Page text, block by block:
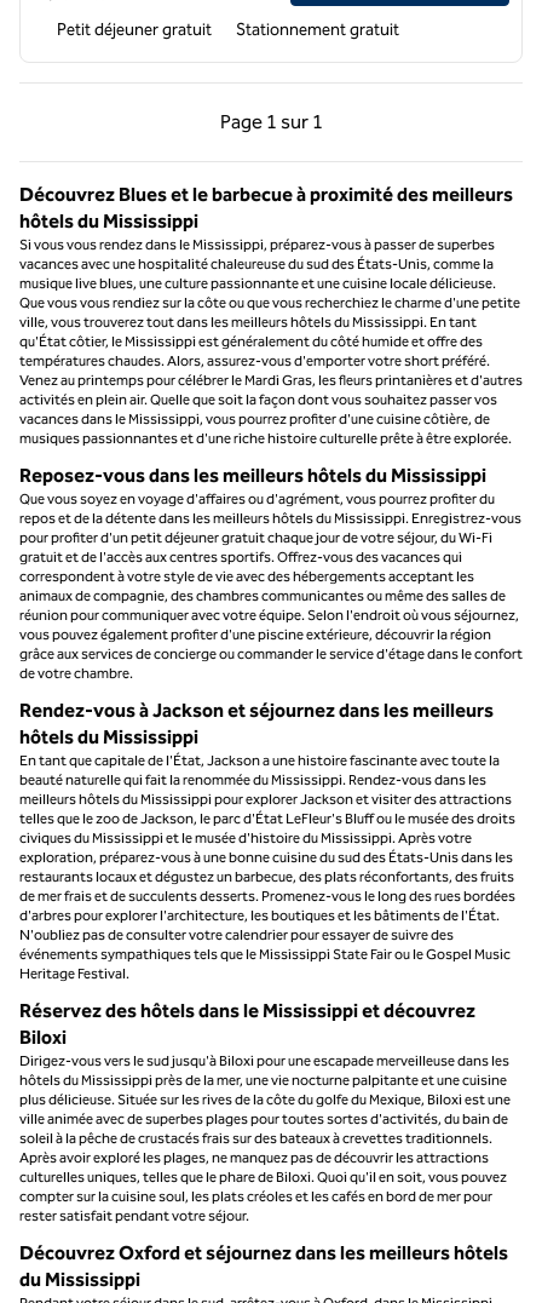
Petit déjeuner gratuit Stationnement gratuit
Page 1 sur 1
Page précédente, 1 sur 1
Page 1 sur 1
Découvrez Blues et le barbecue à proximité des meilleurs
hôtels du Mississippi
Si vous vous rendez dans le Mississippi, préparez-vous à passer de superbes
vacances avec une hospitalité chaleureuse du sud des États-Unis, comme la
musique live blues, une culture passionnante et une cuisine locale délicieuse.
Que vous vous rendiez sur la côte ou que vous recherchiez le charme d'une petite
ville, vous trouverez tout dans les meilleurs hôtels du Mississippi. En tant
qu'État côtier, le Mississippi est généralement du côté humide et offre des
températures chaudes. Alors, assurez-vous d'emporter votre short préféré.
Venez au printemps pour célébrer le Mardi Gras, les fleurs printanières et d'autres
activités en plein air. Quelle que soit la façon dont vous souhaitez passer vos
vacances dans le Mississippi, vous pourrez profiter d'une cuisine côtière, de
musiques passionnantes et d'une riche histoire culturelle prête à être explorée.
Reposez-vous dans les meilleurs hôtels du Mississippi
Que vous soyez en voyage d'affaires ou d'agrément, vous pourrez profiter du
repos et de la détente dans les meilleurs hôtels du Mississippi. Enregistrez-vous
pour profiter d'un petit déjeuner gratuit chaque jour de votre séjour, du Wi-Fi
gratuit et de l'accès aux centres sportifs. Offrez-vous des vacances qui
correspondent à votre style de vie avec des hébergements acceptant les
animaux de compagnie, des chambres communicantes ou même des salles de
réunion pour communiquer avec votre équipe. Selon l'endroit où vous séjournez,
vous pouvez également profiter d'une piscine extérieure, découvrir la région
grâce aux services de concierge ou commander le service d'étage dans le confort
de votre chambre.
Rendez-vous à Jackson et séjournez dans les meilleurs
hôtels du Mississippi
En tant que capitale de l'État, Jackson a une histoire fascinante avec toute la
beauté naturelle qui fait la renommée du Mississippi. Rendez-vous dans les
meilleurs hôtels du Mississippi pour explorer Jackson et visiter des attractions
telles que le zoo de Jackson, le parc d'État LeFleur's Bluff ou le musée des droits
civiques du Mississippi et le musée d'histoire du Mississippi. Après votre
exploration, préparez-vous à une bonne cuisine du sud des États-Unis dans les
restaurants locaux et dégustez un barbecue, des plats réconfortants, des fruits
de mer frais et de succulents desserts. Promenez-vous le long des rues bordées
d'arbres pour explorer l'architecture, les boutiques et les bâtiments de l'État.
N'oubliez pas de consulter votre calendrier pour essayer de suivre des
événements sympathiques tels que le Mississippi State Fair ou le Gospel Music
Heritage Festival.
Réservez des hôtels dans le Mississippi et découvrez
Biloxi
Dirigez-vous vers le sud jusqu'à Biloxi pour une escapade merveilleuse dans les
hôtels du Mississippi près de la mer, une vie nocturne palpitante et une cuisine
plus délicieuse. Située sur les rives de la côte du golfe du Mexique, Biloxi est une
ville animée avec de superbes plages pour toutes sortes d'activités, du bain de
soleil à la pêche de crustacés frais sur des bateaux à crevettes traditionnels.
Après avoir exploré les plages, ne manquez pas de découvrir les attractions
culturelles uniques, telles que le phare de Biloxi. Quoi qu'il en soit, vous pouvez
compter sur la cuisine soul, les plats créoles et les cafés en bord de mer pour
rester satisfait pendant votre séjour.
Découvrez Oxford et séjournez dans les meilleurs hôtels
du Mississippi